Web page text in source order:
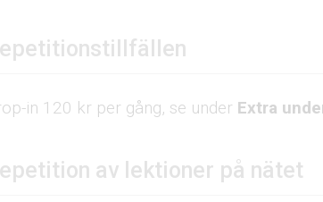
in 120 kr per gång, se under Extra
av lektioner på nätet